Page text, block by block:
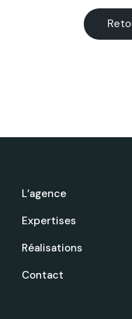
L’agence
Expertises
Réalisations
Contact